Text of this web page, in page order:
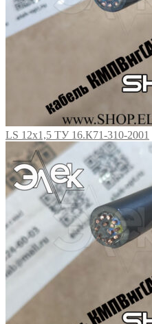
LS 12х1,5 ТУ 16.К71-310-2001